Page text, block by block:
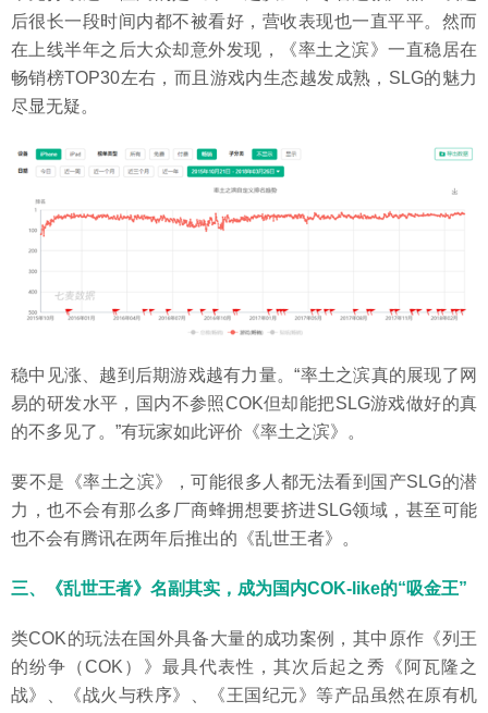
后很长一段时间内都不被看好，营收表现也一直平平。然而
在上线半年之后大众却意外发现，《率土之滨》一直稳居在
畅销榜TOP30左右，而且游戏内生态越发成熟，SLG的魅力
尽显无疑。
稳中见涨、越到后期游戏越有力量。“率土之滨真的展现了网
易的研发水平，国内不参照COK但却能把SLG游戏做好的真
的不多见了。”有玩家如此评价《率土之滨》。
要不是《率土之滨》，可能很多人都无法看到国产SLG的潜
力，也不会有那么多厂商蜂拥想要挤进SLG领域，甚至可能
也不会有腾讯在两年后推出的《乱世王者》。
三、《乱世王者》名副其实，成为国内COK-like的“吸金王”
类COK的玩法在国外具备大量的成功案例，其中原作《列王
的纷争（COK）》最具代表性，其次后起之秀《阿瓦隆之
战》、《战火与秩序》、《王国纪元》等产品虽然在原有机